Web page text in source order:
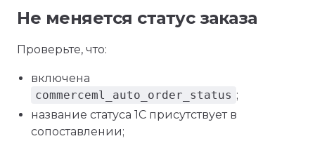
Не меняется статус заказа
Проверьте, что:
включена
commerceml_auto_order_status ;
название статуса 1С присутствует в
сопоставлении;